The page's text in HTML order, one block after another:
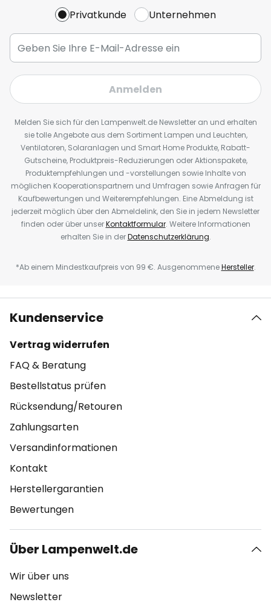
Privatkunde Unternehmen
Anmelden
Melden Sie sich für den Lampenwelt.de Newsletter an und erhalten
sie tolle Angebote aus dem Sortiment Lampen und Leuchten,
Ventilatoren, Solaranlagen und Smart Home Produkte, Rabatt-
Gutscheine, Produktpreis-Reduzierungen oder Aktionspakete,
Produktempfehlungen und -vorstellungen sowie Inhalte von
möglichen Kooperationspartnern und Umfragen sowie Anfragen für
Kaufbewertungen und Weiterempfehlungen. Eine Abmeldung ist
jederzeit möglich über den Abmeldelink, den Sie in jedem Newsletter
finden oder über unserKontaktformular. Weitere Informationen
erhalten Sie in derDatenschutzerklärung.
*Ab einem Mindestkaufpreis von 99 €. AusgenommeneHersteller.
Kundenservice
Vertrag widerrufen
FAQ & Beratung
Bestellstatus prüfen
Rücksendung/Retouren
Zahlungsarten
Versandinformationen
Kontakt
Herstellergarantien
Bewertungen
Über Lampenwelt.de
Wir über uns
Newsletter